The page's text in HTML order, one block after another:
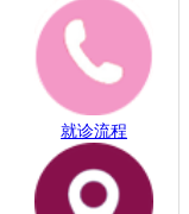
就诊流程